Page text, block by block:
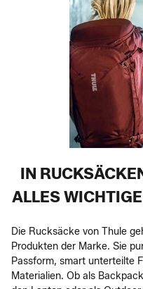
IN
ALLES
Die Rucksäcke von Thule
Produkten der Marke. Sie
Passform, smart unterteilte
Materialien. Ob als